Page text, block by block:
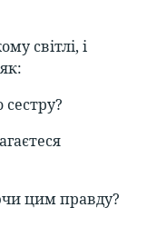
світлі, і
цим правду?